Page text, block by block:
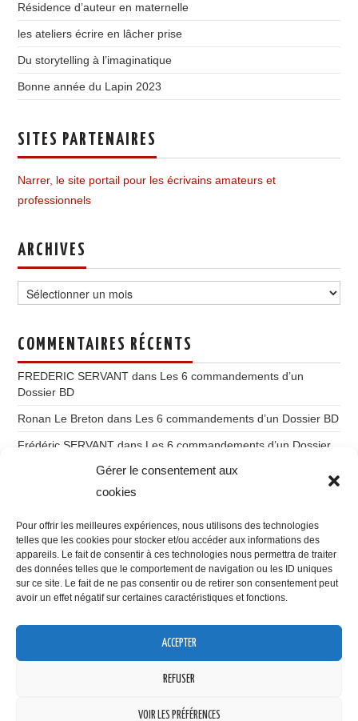
Gérer le consentement aux
cookies
Pour offrir les meilleures expériences, nous utilisons des technologies
telles que les cookies pour stocker et/ou accéder aux informations des
appareils. Le fait de consentir à ces technologies nous permettra de traiter
des données telles que le comportement de navigation ou les ID uniques
sur ce site. Le fait de ne pas consentir ou de retirer son consentement peut
avoir un effet négatif sur certaines caractéristiques et fonctions.
ACCEPTER
REFUSER
VOIR LES PRÉFÉRENCES
Résidence d’auteur en maternelle
les ateliers écrire en lâcher prise
Du storytelling à l’imaginatique
Bonne année du Lapin 2023
SITES PARTENAIRES
Narrer, le site portail pour les écrivains amateurs et
professionnels
ARCHIVES
COMMENTAIRES RÉCENTS
FREDERIC SERVANT dans Les 6 commandements d’un
Dossier BD
Ronan Le Breton dans Les 6 commandements d’un Dossier BD
Frédéric SERVANT dans Les 6 commandements d’un Dossier
Ronan Le Bretondans
Confidentialité et cookies : ce site utilise des cookies. En continuant à
utiliser ce site Web, vous acceptez leur utilisation.
Politique relative aux cookies